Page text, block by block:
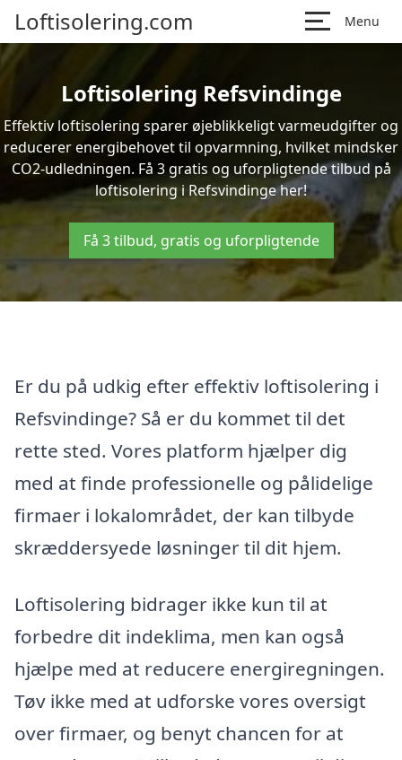
Loftisolering.com Menu
Loftisolering Refsvindinge
Effektiv loftisolering sparer øjeblikkeligt varmeudgifter og
reducerer energibehovet til opvarmning, hvilket mindsker
CO2-udledningen. Få 3 gratis og uforpligtende tilbud på
loftisolering i Refsvindinge her!
Få 3 tilbud, gratis og uforpligtende
Er du på udkig efter effektiv loftisolering i
Refsvindinge? Så er du kommet til det
rette sted. Vores platform hjælper dig
med at finde professionelle og pålidelige
firmaer i lokalområdet, der kan tilbyde
skræddersyede løsninger til dit hjem.
Loftisolering bidrager ikke kun til at
forbedre dit indeklima, men kan også
hjælpe med at reducere energiregningen.
Tøv ikke med at udforske vores oversigt
over firmaer, og benyt chancen for at